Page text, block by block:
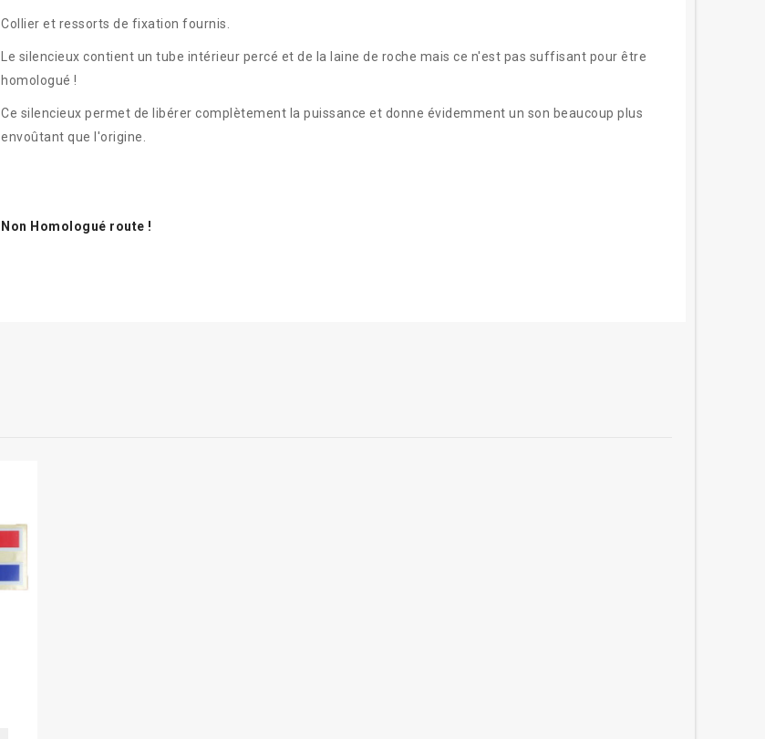
Collier et ressorts de fixation fournis.
Le silencieux contient un tube intérieur percé et de la laine de roche mais ce n'est pas suffisant pour être
homologué !
Ce silencieux permet de libérer complètement la puissance et donne évidemment un son beaucoup plus
envoûtant que l'origine.
Non Homologué route !